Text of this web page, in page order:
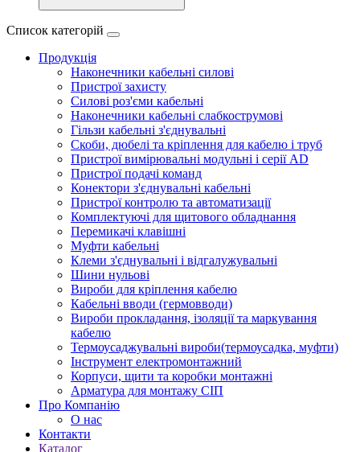
Список категорій
Продукція
Наконечники кабельні силові
Пристрої захисту
Силові роз'єми кабельні
Наконечники кабельні слабкострумові
Гільзи кабельні з'єднувальні
Скоби, дюбелі та кріплення для кабелю і труб
Пристрої вимірювальні модульні і серії AD
Пристрої подачі команд
Конектори з'єднувальні кабельні
Пристрої контролю та автоматизації
Комплектуючі для щитового обладнання
Перемикачі клавішні
Муфти кабельні
Клеми з'єднувальні і відгалужувальні
Шини нульові
Вироби для кріплення кабелю
Кабельні вводи (гермовводи)
Вироби прокладання, iзоляції та маркування
кабелю
Термоусаджувальні вироби(термоусадка, муфти)
Інструмент електромонтажний
Корпуси, щити та коробки монтажні
Арматура для монтажу СІП
Про Компанію
О нас
Контакти
Каталог